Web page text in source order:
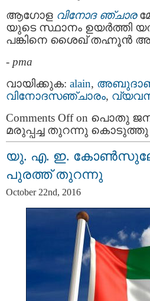
ആഗോള വിനോദ ഞ്ചാര
യുടെ സ്ഥാനം ഉയര്‍ത്തി
പങ്കിനെ ശൈഖ് തഹ്നൂന്‍
- pma
വായിക്കുക: alain,
വിനോദസഞ്ചാരം,
Comments Offon പൊതു
മരുപ്പച്ച തുറന്നു കൊടുത്തു
യു. എ. ഇ.
പുരത്ത് തുറന്നു
October 22nd, 2016